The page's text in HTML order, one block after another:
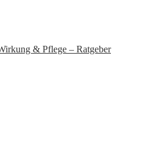
& Pflege – Ratgeber